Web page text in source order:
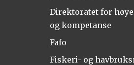
Direktoratet for
og kompetanse
Fafo
Fiskeri- og